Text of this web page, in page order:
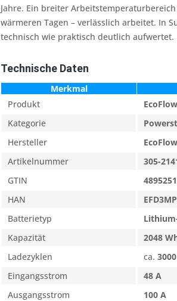
Jahre. Ein breiter
wärmeren Tagen – verlässlich arbeitet. In
technisch wie praktisch deutlich aufwertet.
Technische Daten
Merkmal
Produkt
Kategorie
Hersteller
EcoFlow
Artikelnummer
305-
GTIN
HAN
Batterietyp
Kapazität
2048
Ladezyklen
ca. 3000
Eingangsstrom
48 A
Ausgangsstrom
100 A